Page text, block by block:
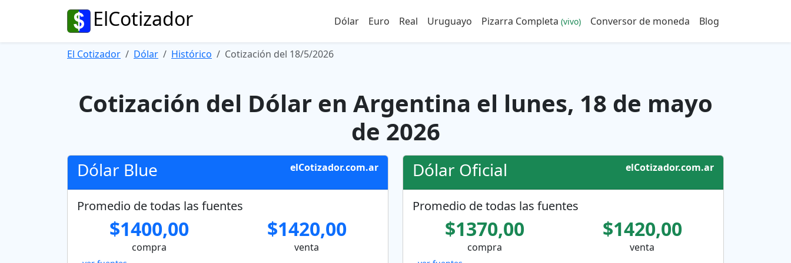
ElCotizador Dólar Euro Real Uruguayo Pizarra Completa (vivo) Conversor de moneda Blog
El Cotizador Dólar Histórico Cotización del 18/5/2026
Cotización del Dólar en Argentina el lunes, 18 de mayo
de 2026
Dólar Blue elCotizador.com.ar
Promedio de todas las fuentes
$1400,00
compra
$1420,00
venta
Dólar Oficial elCotizador.com.ar
Promedio de todas las fuentes
$1370,00
compra
$1420,00
venta